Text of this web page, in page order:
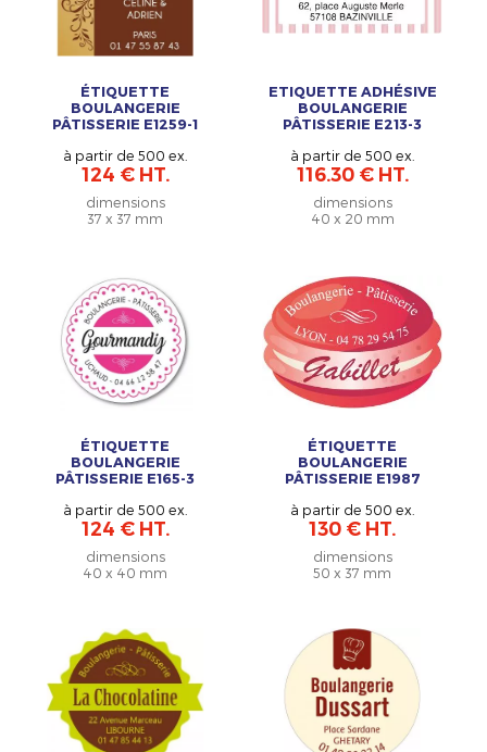
ÉTIQUETTE
BOULANGERIE
PÂTISSERIE E1259-1
à partir de 500 ex.
124 € HT.
dimensions
37 x 37 mm
ETIQUETTE ADHÉSIVE
BOULANGERIE
PÂTISSERIE E213-3
à partir de 500 ex.
116.30 € HT.
dimensions
40 x 20 mm
ÉTIQUETTE
BOULANGERIE
PÂTISSERIE E165-3
à partir de 500 ex.
124 € HT.
dimensions
40 x 40 mm
ÉTIQUETTE
BOULANGERIE
PÂTISSERIE E1987
à partir de 500 ex.
130 € HT.
dimensions
50 x 37 mm